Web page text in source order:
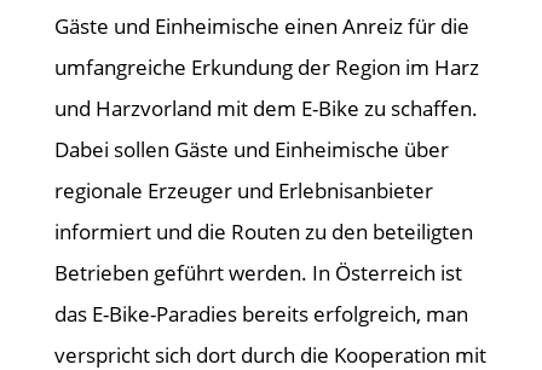
Gäste und Einheimische einen Anreiz für die
umfangreiche Erkundung der Region im Harz
und Harzvorland mit dem E-Bike zu schaffen.
Dabei sollen Gäste und Einheimische über
regionale Erzeuger und Erlebnisanbieter
informiert und die Routen zu den beteiligten
Betrieben geführt werden. In Österreich ist
das E-Bike-Paradies bereits erfolgreich, man
verspricht sich dort durch die Kooperation mit